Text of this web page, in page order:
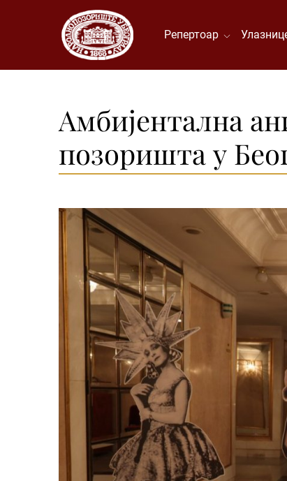
Репертоар
Амбијентална
позоришта у